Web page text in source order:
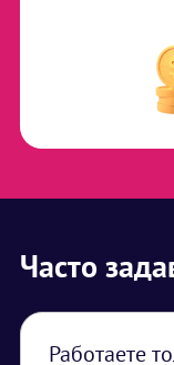
Часто
Работаете